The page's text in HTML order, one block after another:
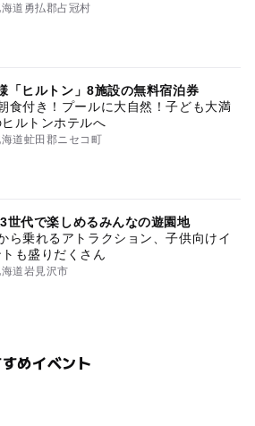
道勇払郡占冠村
「ヒルトン」8施設の無料宿泊券
食付き！プールに大自然！子ども大満
ヒルトンホテルへ
道虻田郡ニセコ町
世代で楽しめるみんなの遊園地
ら乗れるアトラクション、子供向けイ
も盛りだくさん
道岩見沢市
めイベント